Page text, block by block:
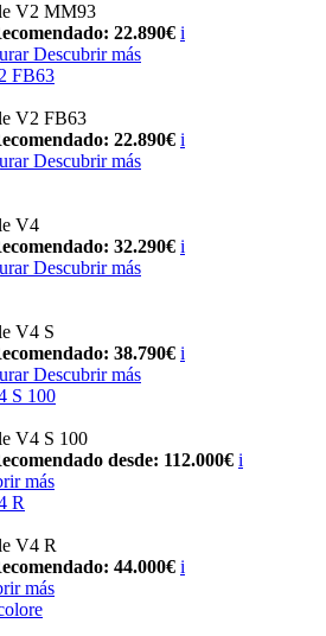
V2 MM93
22.890€ i
Descubrir más
FB63
V2 FB63
22.890€ i
Descubrir más
V4
32.290€ i
Descubrir más
V4 S
38.790€ i
Descubrir más
S 100
V4 S 100
desde: 112.000€ i
más
R
V4 R
44.000€ i
más